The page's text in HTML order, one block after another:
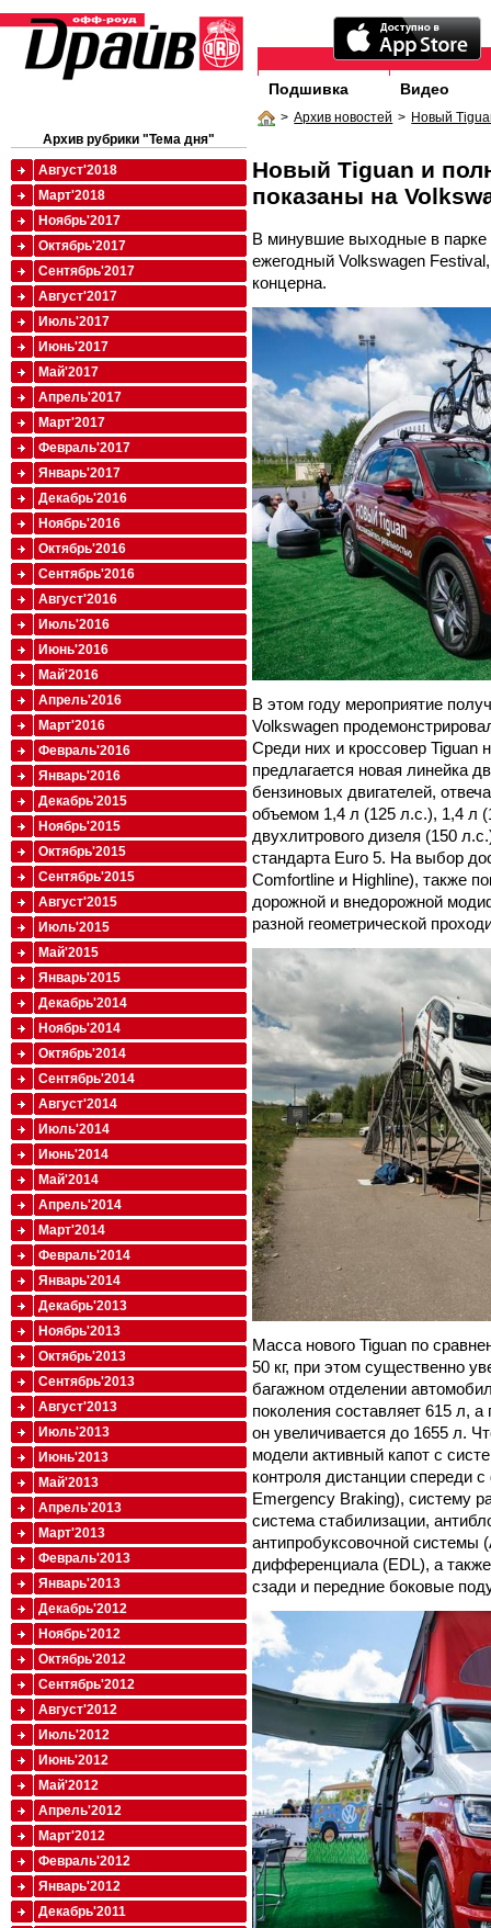
Подшивка Видео
> Архив новостей > Новый
Новый Tiguan и
показаны на
В минувшие выходные в
ежегодный Volkswagen
концерна.
В этом году мероприятие
Volkswagen
Среди них и кроссовер Tiguan
предлагается новая линейка
бензиновых двигателей,
объемом 1,4 л (125 л.с.), 1,4 л
двухлитрового дизеля (150
стандарта Euro 5. На выбор
Comfortline и Highline), также
дорожной и внедорожной
разной геометрической
Масса нового Tiguan по
50 кг, при этом существенно
багажном отделении
поколения составляет 615 л,
он увеличивается до 1655 л.
модели активный капот с
контроля дистанции спереди
Emergency Braking), систему
система стабилизации,
антипробуксовочной системы
дифференциала (EDL), а
сзади и передние боковые
Архив рубрики "Тема дня"
Август'2018
Март'2018
Ноябрь'2017
Октябрь'2017
Сентябрь'2017
Август'2017
Июль'2017
Июнь'2017
Май'2017
Апрель'2017
Март'2017
Февраль'2017
Январь'2017
Декабрь'2016
Ноябрь'2016
Октябрь'2016
Сентябрь'2016
Август'2016
Июль'2016
Июнь'2016
Май'2016
Апрель'2016
Март'2016
Февраль'2016
Январь'2016
Декабрь'2015
Ноябрь'2015
Октябрь'2015
Сентябрь'2015
Август'2015
Июль'2015
Май'2015
Январь'2015
Декабрь'2014
Ноябрь'2014
Октябрь'2014
Сентябрь'2014
Август'2014
Июль'2014
Июнь'2014
Май'2014
Апрель'2014
Март'2014
Февраль'2014
Январь'2014
Декабрь'2013
Ноябрь'2013
Октябрь'2013
Сентябрь'2013
Август'2013
Июль'2013
Июнь'2013
Май'2013
Апрель'2013
Март'2013
Февраль'2013
Январь'2013
Декабрь'2012
Ноябрь'2012
Октябрь'2012
Сентябрь'2012
Август'2012
Июль'2012
Июнь'2012
Май'2012
Апрель'2012
Март'2012
Февраль'2012
Январь'2012
Декабрь'2011